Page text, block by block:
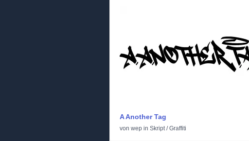
A Another Tag
von wep in Skript/Graffiti